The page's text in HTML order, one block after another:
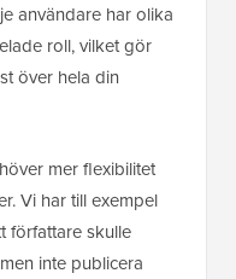
användare har olika
roll, vilket gör
över hela din
mer flexibilitet
Vi har till exempel
författare skulle
inte publicera